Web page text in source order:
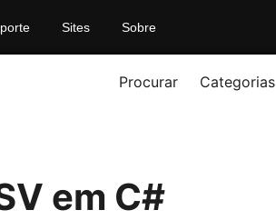
Sites Sobre
Procurar Categorias
em C#